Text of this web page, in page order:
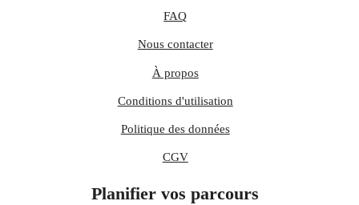
FAQ
Nous contacter
À propos
Conditions d'utilisation
Politique des données
CGV
Planifier vos parcours